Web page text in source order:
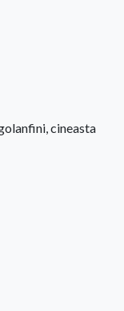
cineasta